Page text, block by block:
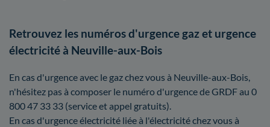
Retrouvez les numéros d'urgence gaz et urgence
électricité à Neuville-aux-Bois
En cas d'urgence avec le gaz chez vous à Neuville-aux-Bois,
n'hésitez pas à composer le numéro d'urgence de GRDF au 0
800 47 33 33 (service et appel gratuits).
En cas d'urgence électricité liée à l'électricité chez vous à